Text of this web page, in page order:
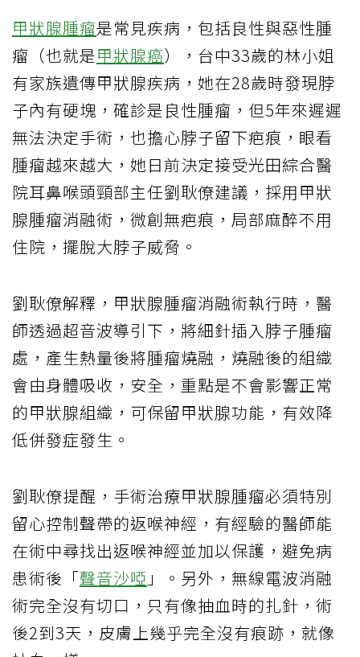
甲狀腺腫瘤是常見疾病，包括良性與惡性腫
瘤（也就是甲狀腺癌），台中33歲的林小姐
有家族遺傳甲狀腺疾病，她在28歲時發現脖
子內有硬塊，確診是良性腫瘤，但5年來遲遲
無法決定手術，也擔心脖子留下疤痕，眼看
腫瘤越來越大，她日前決定接受光田綜合醫
院耳鼻喉頭頸部主任劉耿僚建議，採用甲狀
腺腫瘤消融術，微創無疤痕，局部麻醉不用
住院，擺脫大脖子威脅。
劉耿僚解釋，甲狀腺腫瘤消融術執行時，醫
師透過超音波導引下，將細針插入脖子腫瘤
處，產生熱量後將腫瘤燒融，燒融後的組織
會由身體吸收，安全，重點是不會影響正常
的甲狀腺組織，可保留甲狀腺功能，有效降
低併發症發生。
劉耿僚提醒，手術治療甲狀腺腫瘤必須特別
留心控制聲帶的返喉神經，有經驗的醫師能
在術中尋找出返喉神經並加以保護，避免病
患術後「聲音沙啞 」。另外，無線電波消融
術完全沒有切口，只有像抽血時的扎針，術
後2到3天，皮膚上幾乎完全沒有痕跡，就像